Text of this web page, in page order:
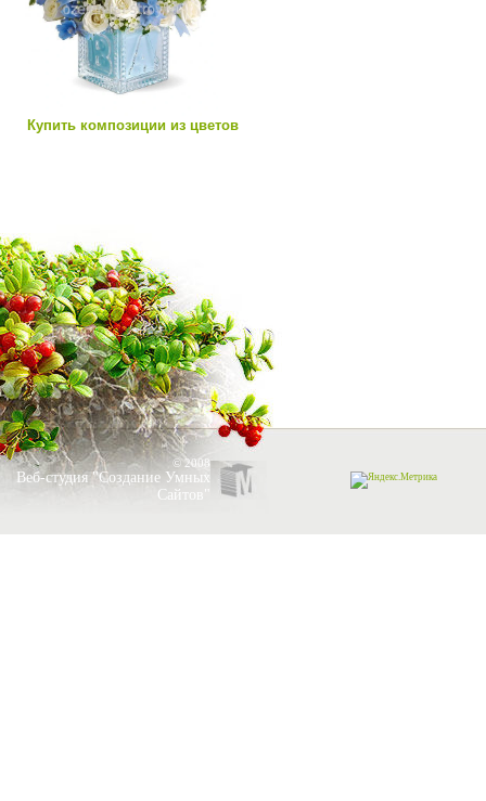
Купить композиции из цветов
© 2008
Веб-студия "Создание Умных
Сайтов"